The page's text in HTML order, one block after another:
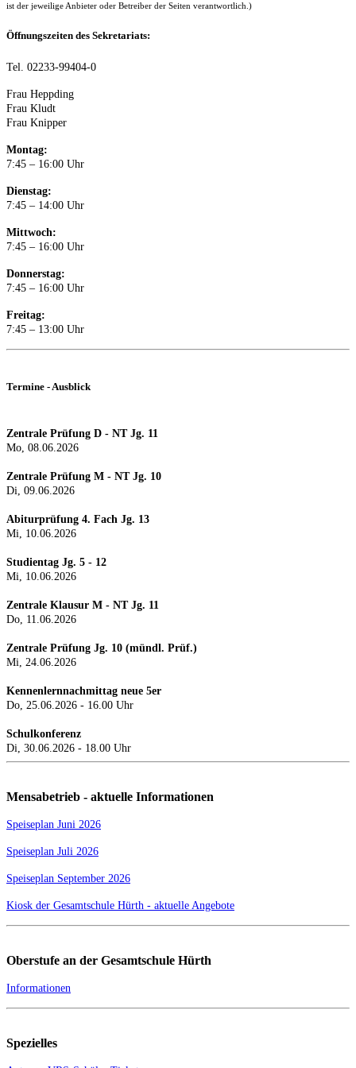
ist der jeweilige Anbieter oder Betreiber der Seiten verantwortlich.)
Öffnungszeiten des Sekretariats:
Tel. 02233-99404-0
Frau Heppding
Frau Kludt
Frau Knipper
Montag:
7:45 – 16:00 Uhr
Dienstag:
7:45 – 14:00 Uhr
Mittwoch:
7:45 – 16:00 Uhr
Donnerstag:
7:45 – 16:00 Uhr
Freitag:
7:45 – 13:00 Uhr
Termine - Ausblick
Zentrale Prüfung D - NT Jg. 11
Mo, 08.06.2026
Zentrale Prüfung M - NT Jg. 10
Di, 09.06.2026
Abiturprüfung 4. Fach Jg. 13
Mi, 10.06.2026
Studientag Jg. 5 - 12
Mi, 10.06.2026
Zentrale Klausur M - NT Jg. 11
Do, 11.06.2026
Zentrale Prüfung Jg. 10 (mündl. Prüf.)
Mi, 24.06.2026
Kennenlernnachmittag neue 5er
Do, 25.06.2026 - 16.00 Uhr
Schulkonferenz
Di, 30.06.2026 - 18.00 Uhr
Mensabetrieb - aktuelle Informationen
Speiseplan Juni 2026
Speiseplan Juli 2026
Speiseplan September 2026
Kiosk der Gesamtschule Hürth - aktuelle Angebote
Oberstufe an der Gesamtschule Hürth
Informationen
Spezielles